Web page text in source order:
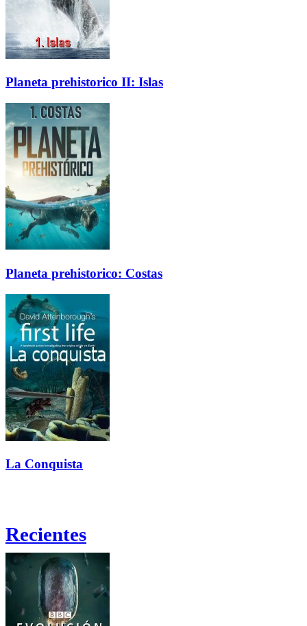
Planeta prehistorico II: Islas
Planeta prehistorico: Costas
La Conquista
Recientes